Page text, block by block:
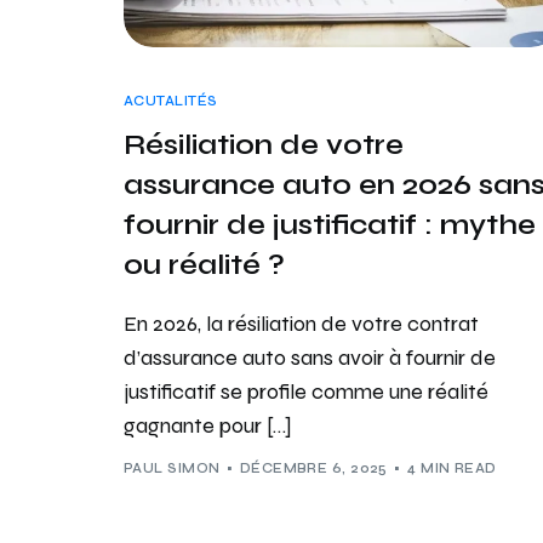
ACUTALITÉS
Résiliation de votre
assurance auto en 2026
fournir de justificatif : mythe
ou réalité ?
En 2026, la résiliation de votre contrat
d’assurance auto sans avoir à fournir de
justificatif se profile comme une réalité
gagnante pour […]
PAUL SIMON DÉCEMBRE 6, 2025 4 MIN READ